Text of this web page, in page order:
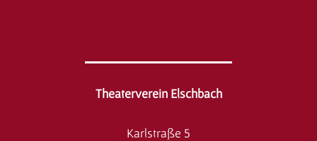
Theaterverein Elschbach
Karlstraße 5